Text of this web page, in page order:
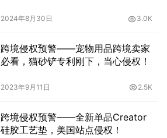
2024年8月30日 3.0K
跨境侵权预警——宠物用品跨境卖家
必看，猫砂铲专利刚下，当心侵权！
2023年9月11日 2.5K
跨境侵权预警——全新单品Creator
硅胶工艺垫，美国站点侵权！